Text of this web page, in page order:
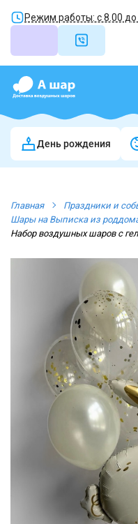
Режим работы: с 8.00 до
День рождения
Главная
Праздники и
Шары на Выписка из
Набор воздушных шаров с